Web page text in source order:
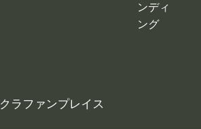
ンディ
ング
クラファンプレイス